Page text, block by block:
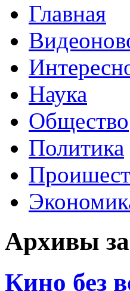
Главная
Наука
Общество
Политика
Архивы
Кино без